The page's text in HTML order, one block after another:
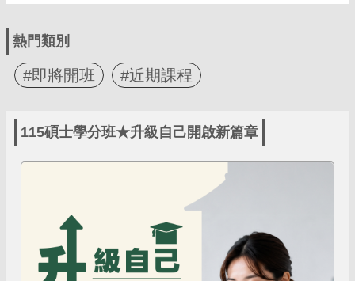
熱門類別
#即將開班 #近期課程
115碩士學分班★升級自己開啟新篇章